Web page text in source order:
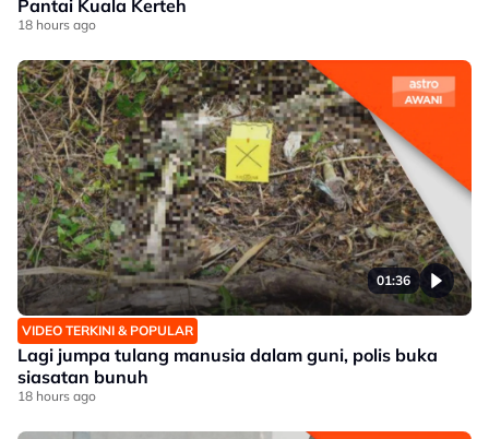
Pantai Kuala Kerteh
18 hours ago
01:36
VIDEO TERKINI & POPULAR
Lagi jumpa tulang manusia dalam guni, polis buka
siasatan bunuh
18 hours ago